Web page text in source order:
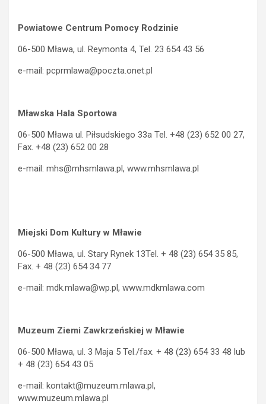
Powiatowe Centrum Pomocy Rodzinie
06-500 Mława, ul. Reymonta 4, Tel. 23 654 43 56
e-mail: pcprmlawa@poczta.onet.pl
Mławska Hala Sportowa
06-500 Mława ul. Piłsudskiego 33a Tel. +48 (23) 652 00 27,
Fax. +48 (23) 652 00 28
e-mail: mhs@mhsmlawa.pl, www.mhsmlawa.pl
Miejski Dom Kultury w Mławie
06-500 Mława, ul. Stary Rynek 13Tel. + 48 (23) 654 35 85,
Fax. + 48 (23) 654 34 77
e-mail: mdk.mlawa@wp.pl, www.mdkmlawa.com
Muzeum Ziemi Zawkrzeńskiej w Mławie
06-500 Mława, ul. 3 Maja 5 Tel./fax. + 48 (23) 654 33 48 lub
+ 48 (23) 654 43 05
e-mail: kontakt@muzeum.mlawa.pl,
www.muzeum.mlawa.pl